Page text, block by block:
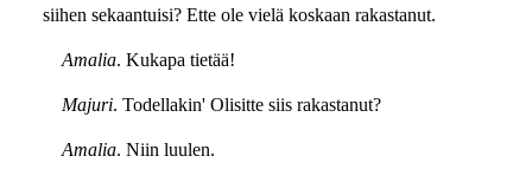
siihen sekaantuisi? Ette ole vielä koskaan rakastanut.
Amalia. Kukapa tietää!
Majuri. Todellakin' Olisitte siis rakastanut?
Amalia. Niin luulen.